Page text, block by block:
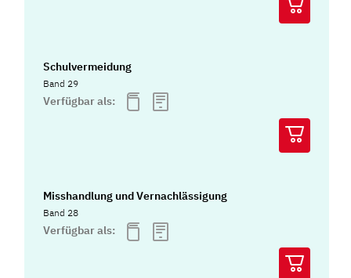
Schulvermeidung
Band 29
Verfügbar als:
Misshandlung und Vernachlässigung
Band 28
Verfügbar als: